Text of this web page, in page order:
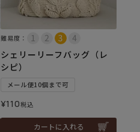
難易度：
シェリーリーフバッグ（レ
シピ）
メール便10個まで可
¥110税込
カートに入れる